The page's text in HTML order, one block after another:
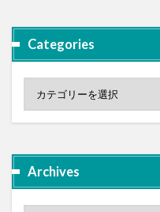
Categories
Archives